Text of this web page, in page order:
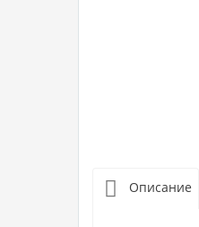
Описание